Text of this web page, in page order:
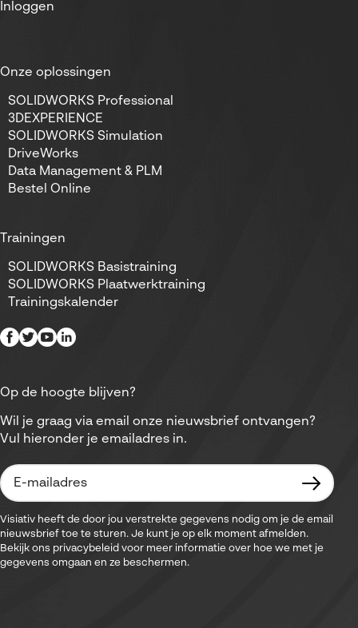
Inloggen
Onze oplossingen
SOLIDWORKS Professional
3DEXPERIENCE
SOLIDWORKS Simulation
DriveWorks
Data Management & PLM
Bestel Online
Trainingen
SOLIDWORKS Basistraining
SOLIDWORKS Plaatwerktraining
Trainingskalender
Op de hoogte blijven?
Wil je graag via email onze nieuwsbrief ontvangen?
Vul hieronder je emailadres in.
Visiativ heeft de door jou verstrekte gegevens nodig om je de email
nieuwsbrief toe te sturen. Je kunt je op elk moment afmelden.
Bekijk ons privacybeleid voor meer informatie over hoe we met je
gegevens omgaan en ze beschermen.